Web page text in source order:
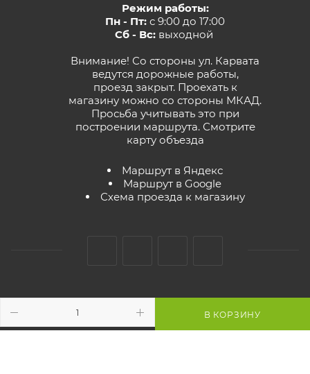
В КОРЗИНУ
Режим работы:
Пн - Пт: с 9:00 до 17:00
Сб - Вс:выходной
Внимание! Со стороны ул. Карвата
ведутся дорожные работы,
проезд закрыт. Проехать к
магазину можно со стороны МКАД.
Просьба учитывать это при
построении маршрута. Смотрите
карту объезда
Маршрут в Яндекс
Маршрут в Google
Схема проезда к магазину